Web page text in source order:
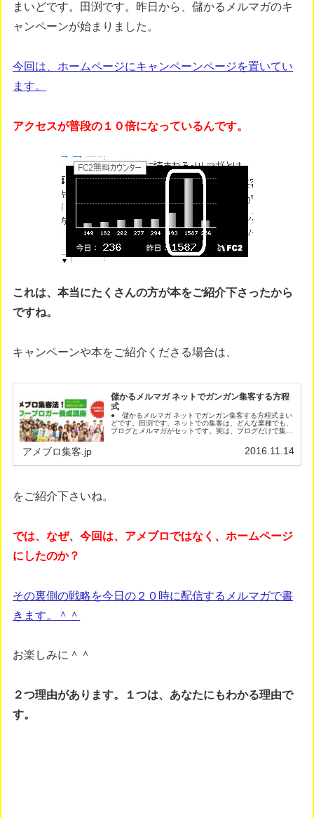
まいどです。田渕です。昨日から、儲かるメルマガのキ
ャンペーンが始まりました。
今回は、ホームページにキャンペーンページを置いてい
ます。
アクセスが普段の１０倍になっているんです。
これは、本当にたくさんの方が本をご紹介下さったから
ですね。
キャンペーンや本をご紹介くださる場合は、
儲かるメルマガ ネットでガンガン集客する方程
式
● 儲かるメルマガ ネットでガンガン集客する方程式まい
どです。田渕です。ネットでの集客は、どんな業種でも、
ブログとメルマガがセットです。実は、ブログだけで集客
アメブロ集客.jp 2016.11.14
をご紹介下さいね。
では、なぜ、今回は、アメブロではなく、ホームページ
にしたのか？
その裏側の戦略を今日の２０時に配信するメルマガで書
きます。＾＾
お楽しみに＾＾
２つ理由があります。１つは、あなたにもわかる理由で
す。